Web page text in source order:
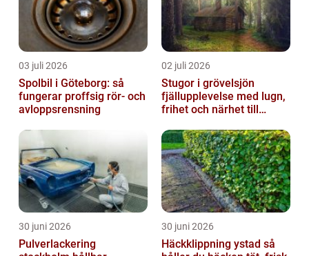
03 juli 2026
Spolbil i Göteborg: så
fungerar proffsig rör- och
avloppsrensning
02 juli 2026
Stugor i grövelsjön
fjällupplevelse med lugn,
frihet och närhet till
30 juni 2026
Pulverlackering
30 juni 2026
Häckklippning ystad så